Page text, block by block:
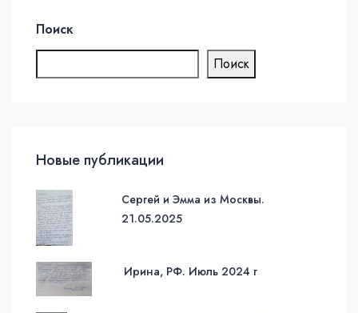
Поиск
Поиск
Новые публикации
Сергей и Эмма из Москвы.
21.05.2025
Ирина, РФ. Июль 2024 г